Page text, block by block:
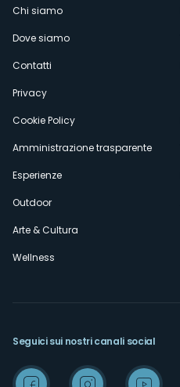
Menù
secondario
Chi siamo
Dove siamo
Contatti
Privacy
Cookie Policy
Amministrazione trasparente
Esperienze
Outdoor
Arte & Cultura
Wellness
Seguici sui nostri canali social